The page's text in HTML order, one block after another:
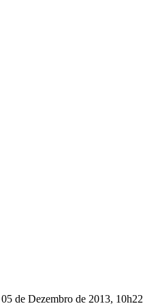
de Dezembro de 2013, 10h22